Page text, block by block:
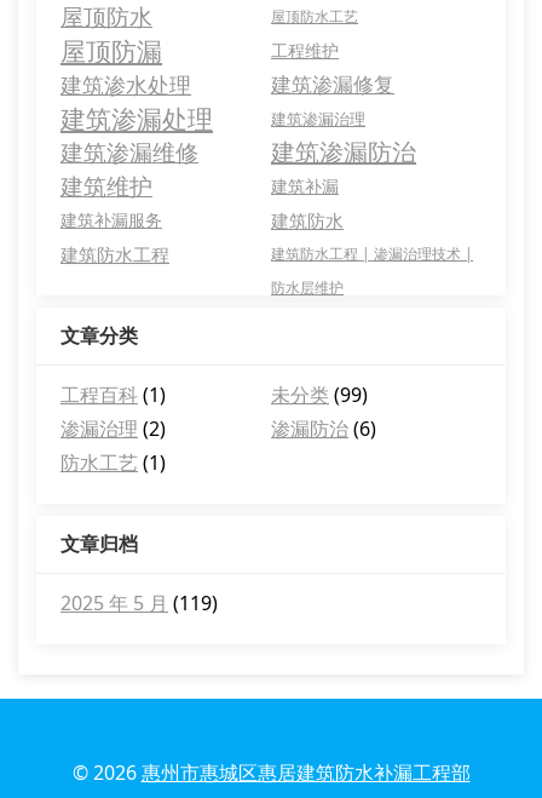
屋顶防水 屋顶防水工艺
屋顶防漏 工程维护
建筑渗水处理 建筑渗漏修复
建筑渗漏处理 建筑渗漏治理
建筑渗漏维修 建筑渗漏防治
建筑维护
建筑补漏
建筑补漏服务
建筑防水
建筑防水工程
建筑防水工程 | 渗漏治理技术 |
防水层维护
文章分类
工程百科(1) 未分类(99)
渗漏治理 (2) 渗漏防治(6)
防水工艺(1)
文章归档
2025 年 5 月 (119)
© 2026惠州市惠城区惠居建筑防水补漏工程部